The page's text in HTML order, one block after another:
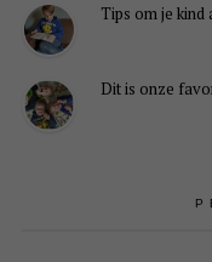
Tips om je kind
Dit is onze